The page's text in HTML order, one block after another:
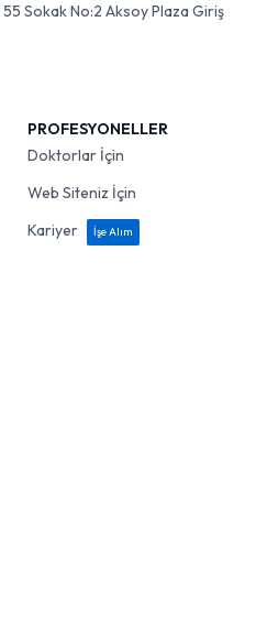
Sokak No:2 Aksoy Plaza Giriş
PROFESYONELLER
Doktorlar İçin
Web Siteniz İçin
Kariyer
İşe Alım